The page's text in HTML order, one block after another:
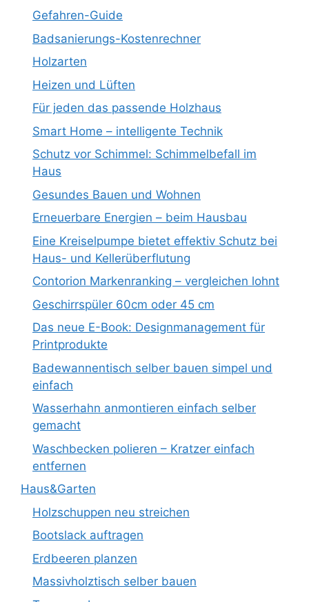
Gefahren-Guide
Badsanierungs-Kostenrechner
Holzarten
Heizen und Lüften
Für jeden das passende Holzhaus
Smart Home – intelligente Technik
Schutz vor Schimmel: Schimmelbefall im
Haus
Gesundes Bauen und Wohnen
Erneuerbare Energien – beim Hausbau
Eine Kreiselpumpe bietet effektiv Schutz bei
Haus- und Kellerüberflutung
Contorion Markenranking – vergleichen lohnt
Geschirrspüler 60cm oder 45 cm
Das neue E-Book: Designmanagement für
Printprodukte
Badewannentisch selber bauen simpel und
einfach
Wasserhahn anmontieren einfach selber
gemacht
Waschbecken polieren – Kratzer einfach
entfernen
Haus&Garten
Holzschuppen neu streichen
Bootslack auftragen
Erdbeeren planzen
Massivholztisch selber bauen